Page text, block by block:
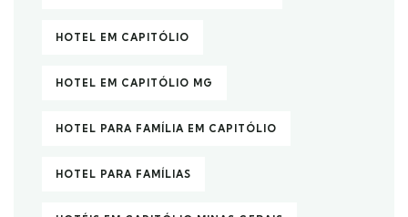
HOTEL EM CAPITÓLIO
HOTEL EM CAPITÓLIO MG
HOTEL PARA FAMÍLIA EM CAPITÓLIO
HOTEL PARA FAMÍLIAS